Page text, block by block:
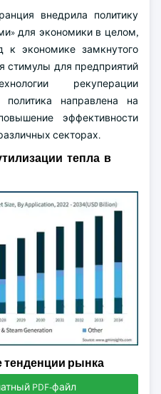
внедрила политику
для экономики в целом,
к экономике замкнутого
стимулы для предприятий
рекуперации
политика направлена на
эффективности
секторах.
тепла в
рынка
PDF-файл